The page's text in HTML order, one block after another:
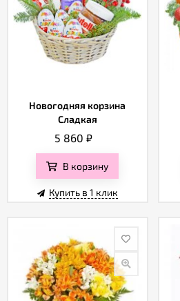
Новогодняя корзина
Сладкая
5 860 ₽
В корзину
Купить в 1 клик